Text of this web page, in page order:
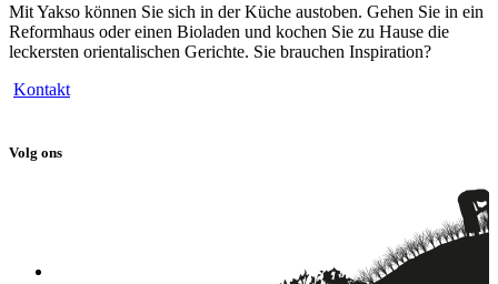
Mit Yakso können Sie sich in der Küche austoben. Gehen Sie in ein
Reformhaus oder einen Bioladen und kochen Sie zu Hause die
leckersten orientalischen Gerichte. Sie brauchen Inspiration?
Kontakt
Volg ons